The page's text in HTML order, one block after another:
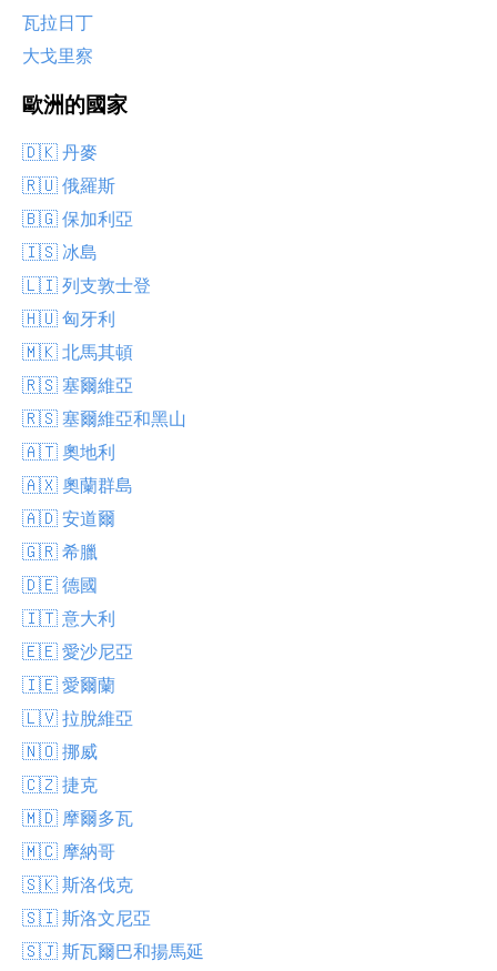
瓦拉日丁
大戈里察
歐洲的國家
🇩🇰 丹麥
🇷🇺 俄羅斯
🇧🇬 保加利亞
🇮🇸 冰島
🇱🇮 列支敦士登
🇭🇺 匈牙利
🇲🇰 北馬其頓
🇷🇸 塞爾維亞
🇷🇸 塞爾維亞和黑山
🇦🇹 奧地利
🇦🇽 奧蘭群島
🇦🇩 安道爾
🇬🇷 希臘
🇩🇪 德國
🇮🇹 意大利
🇪🇪 愛沙尼亞
🇮🇪 愛爾蘭
🇱🇻 拉脫維亞
🇳🇴 挪威
🇨🇿 捷克
🇲🇩 摩爾多瓦
🇲🇨 摩納哥
🇸🇰 斯洛伐克
🇸🇮 斯洛文尼亞
🇸🇯 斯瓦爾巴和揚馬延